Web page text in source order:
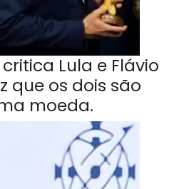
Lula e Flávio
que os dois são
moeda.